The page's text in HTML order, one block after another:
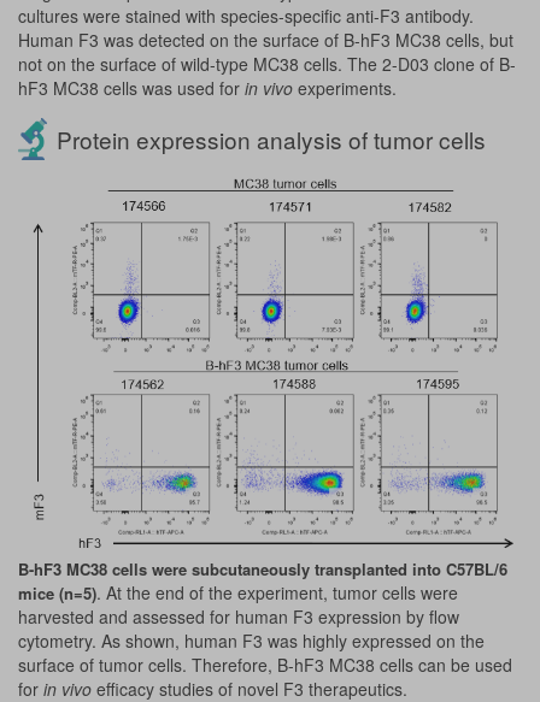
cultures were stained with species-specific anti-F3 antibody.
Human F3 was detected on the surface of B-hF3 MC38 cells, but
not on the surface of wild-type MC38 cells. The 2-D03 clone of B-
hF3 MC38 cells was used for in vivo experiments.
Protein expression analysis of tumor cells
B-hF3 MC38 cells were subcutaneously transplanted into C57BL/6
mice (n=5). At the end of the experiment, tumor cells were
harvested and assessed for human F3 expression by flow
cytometry. As shown, human F3 was highly expressed on the
surface of tumor cells. Therefore, B-hF3 MC38 cells can be used
for in vivo efficacy studies of novel F3 therapeutics.